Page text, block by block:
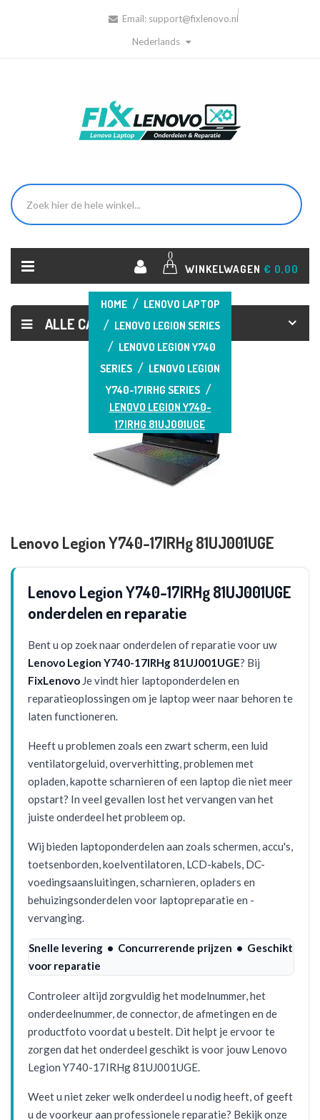
Email: support@fixlenovo.nl
Nederlands
0
WINKELWAGEN € 0,00
ALLE CATEGORIEËN
HOME
LENOVO LAPTOP
LENOVO LEGION SERIES
LENOVO LEGION Y740
SERIES
LENOVO LEGION
Y740-17IRHG SERIES
LENOVO LEGION Y740-
17IRHG 81UJ001UGE
Lenovo Legion Y740-17IRHg 81UJ001UGE
Lenovo Legion Y740-17IRHg 81UJ001UGE
onderdelen en reparatie
Bent u op zoek naar onderdelen of reparatie voor uw
Lenovo Legion Y740-17IRHg 81UJ001UGE? Bij
FixLenovo Je vindt hier laptoponderdelen en
reparatieoplossingen om je laptop weer naar behoren te
laten functioneren.
Heeft u problemen zoals een zwart scherm, een luid
ventilatorgeluid, oververhitting, problemen met
opladen, kapotte scharnieren of een laptop die niet meer
opstart? In veel gevallen lost het vervangen van het
juiste onderdeel het probleem op.
Wij bieden laptoponderdelen aan zoals schermen, accu's,
toetsenborden, koelventilatoren, LCD-kabels, DC-
voedingsaansluitingen, scharnieren, opladers en
behuizingsonderdelen voor laptopreparatie en -
vervanging.
Snelle levering • Concurrerende prijzen • Geschikt
voor reparatie
Controleer altijd zorgvuldig het modelnummer, het
onderdeelnummer, de connector, de afmetingen en de
productfoto voordat u bestelt. Dit helpt je ervoor te
zorgen dat het onderdeel geschikt is voor jouw Lenovo
Legion Y740-17IRHg 81UJ001UGE.
Weet u niet zeker welk onderdeel u nodig heeft, of geeft
u de voorkeur aan professionele reparatie? Bekijk onze